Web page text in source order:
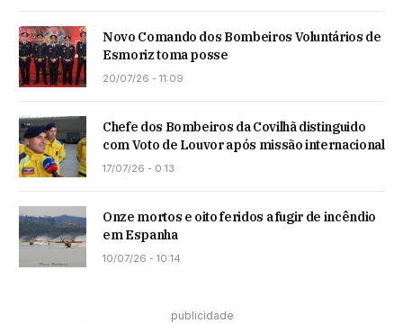
Novo Comando dos Bombeiros Voluntários de
Esmoriz toma posse
20/07/26 - 11:09
Chefe dos Bombeiros da Covilhã distinguido
com Voto de Louvor após missão internacional
17/07/26 - 0:13
Onze mortos e oito feridos a fugir de incêndio
em Espanha
10/07/26 - 10:14
publicidade